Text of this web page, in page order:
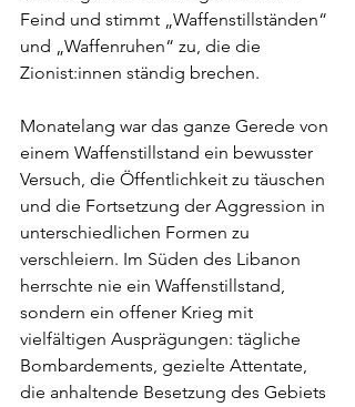
Feind und stimmt „Waffenstillständen“
und „Waffenruhen“ zu, die die
Zionist:innen ständig brechen.
Monatelang war das ganze Gerede von
einem Waffenstillstand ein bewusster
Versuch, die Öffentlichkeit zu täuschen
und die Fortsetzung der Aggression in
unterschiedlichen Formen zu
verschleiern. Im Süden des Libanon
herrschte nie ein Waffenstillstand,
sondern ein offener Krieg mit
vielfältigen Ausprägungen: tägliche
Bombardements, gezielte Attentate,
die anhaltende Besetzung des Gebiets